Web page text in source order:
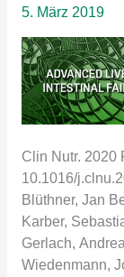
5. März 2019
Clin Nutr. 2020
10.1016/
Blüthner, Jan
Karber,
Gerlach,
Wiedenmann,